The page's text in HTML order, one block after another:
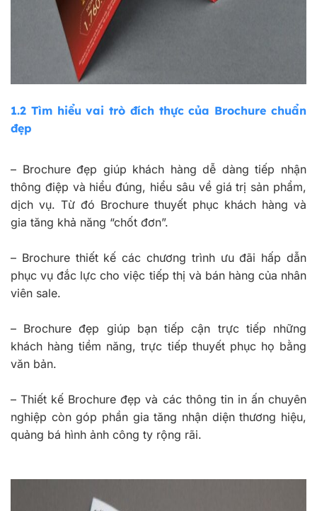
1.2 Tìm hiểu vai trò đích thực của Brochure chuẩn
đẹp
– Brochure đẹp giúp khách hàng dễ dàng tiếp nhận
thông điệp và hiểu đúng, hiểu sâu về giá trị sản phẩm,
dịch vụ. Từ đó Brochure thuyết phục khách hàng và
gia tăng khả năng “chốt đơn”.
– Brochure thiết kế các chương trình ưu đãi hấp dẫn
phục vụ đắc lực cho việc tiếp thị và bán hàng của nhân
viên sale.
– Brochure đẹp giúp bạn tiếp cận trực tiếp những
khách hàng tiềm năng, trực tiếp thuyết phục họ bằng
văn bản.
– Thiết kế Brochure đẹp và các thông tin in ấn chuyên
nghiệp còn góp phần gia tăng nhận diện thương hiệu,
quảng bá hình ảnh công ty rộng rãi.